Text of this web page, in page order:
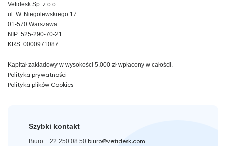
Vetidesk Sp. z o.o.
ul. W. Niegolewskiego 17
01-570 Warszawa
NIP: 525-290-70-21
KRS: 0000971087
Kapitał zakładowy w wysokości 5.000 zł wpłacony w całości.
Polityka prywatności
Polityka plików Cookies
Szybki kontakt
Biuro: +22 250 08 50 biuro@vetidesk.com